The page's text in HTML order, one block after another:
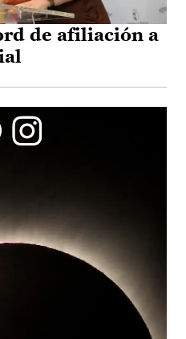
de afiliación a